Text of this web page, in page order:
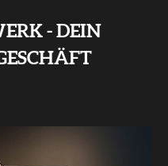
- DEIN